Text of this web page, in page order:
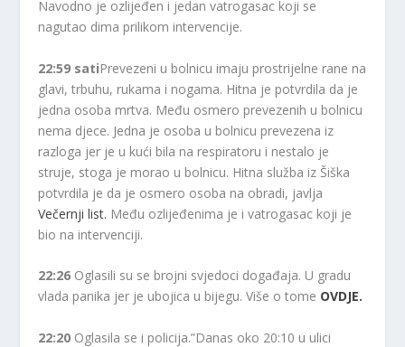
Navodno je ozlijeđen i jedan vatrogasac koji se
nagutao dima prilikom intervencije.
22:59 satiPrevezeni u bolnicu imaju prostrijelne rane na
glavi, trbuhu, rukama i nogama. Hitna je potvrdila da je
jedna osoba mrtva. Među osmero prevezenih u bolnicu
nema djece. Jedna je osoba u bolnicu prevezena iz
razloga jer je u kući bila na respiratoru i nestalo je
struje, stoga je morao u bolnicu. Hitna služba iz Šiška
potvrdila je da je osmero osoba na obradi, javlja
Večernji list. Među ozlijeđenima je i vatrogasac koji je
bio na intervenciji.
22:26 Oglasili su se brojni svjedoci događaja. U gradu
vlada panika jer je ubojica u bijegu. Više o tome OVDJE.
22:20 Oglasila se i policija.”Danas oko 20:10 u ulici